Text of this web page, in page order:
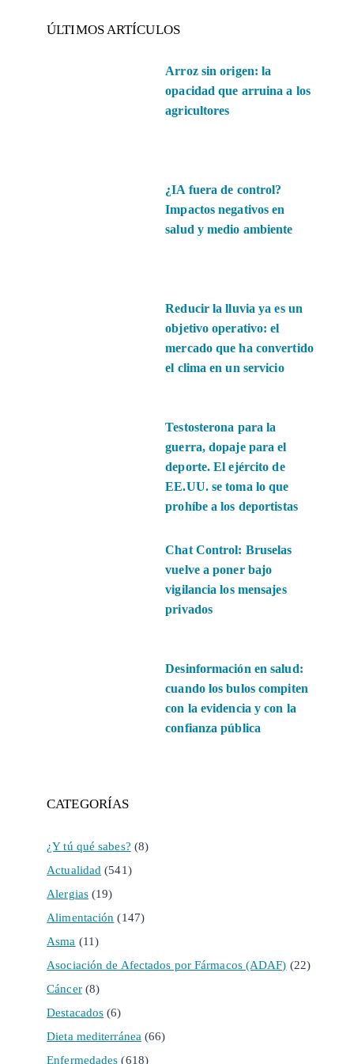
ÚLTIMOS ARTÍCULOS
Arroz sin origen: la
opacidad que arruina a los
agricultores
¿IA fuera de control?
Impactos negativos en
salud y medio ambiente
Reducir la lluvia ya es un
objetivo operativo: el
mercado que ha convertido
el clima en un servicio
Testosterona para la
guerra, dopaje para el
deporte. El ejército de
EE.UU. se toma lo que
prohíbe a los deportistas
Chat Control: Bruselas
vuelve a poner bajo
vigilancia los mensajes
privados
Desinformación en salud:
cuando los bulos compiten
con la evidencia y con la
confianza pública
CATEGORÍAS
¿Y tú qué sabes? (8)
Actualidad (541)
Alergias(19)
Alimentación (147)
Asma (11)
Asociación de Afectados por Fármacos (ADAF) (22)
Cáncer(8)
Destacados (6)
Dieta mediterránea (66)
Enfermedades (618)